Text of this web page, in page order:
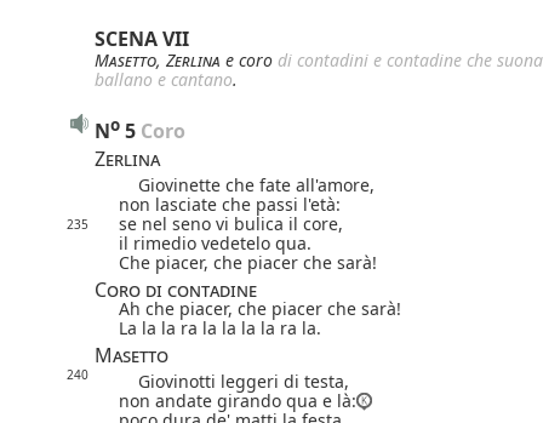
SCENA VII
Masetto, Zerlina e coro di contadini e contadine che
ballano e cantano.
No 5 Coro
Zerlina
Giovinette che fate all'amore,
non lasciate che passi l'età:
235
se nel seno vi bulica il core,
il rimedio vedetelo qua.
Che piacer, che piacer che sarà!
Coro di contadine
Ah che piacer, che piacer che sarà!
La la la ra la la la la ra la.
Masetto
240
Giovinotti leggeri di testa,
non andate girando qua e là: